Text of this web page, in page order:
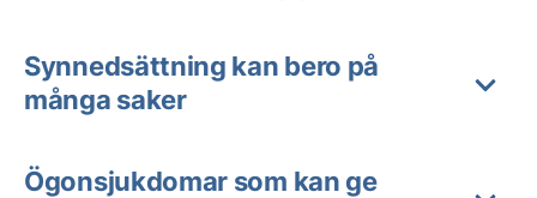
Synnedsättning kan bero på
många saker
Ögonsjukdomar som kan ge